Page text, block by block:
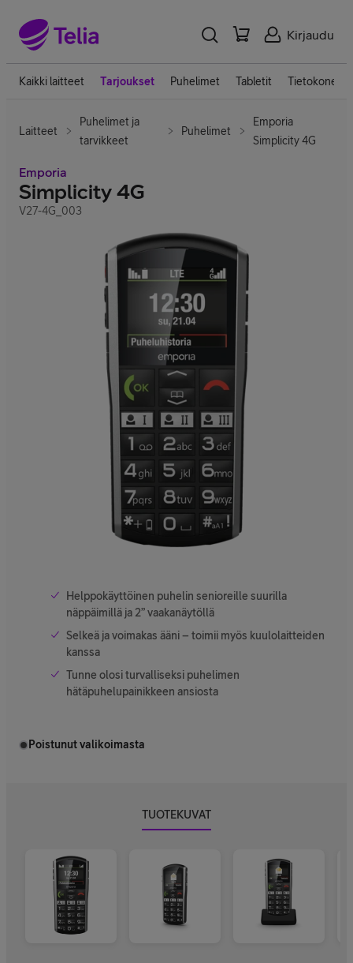
Kirjaudu
Kaikki laitteet Tarjoukset Puhelimet Tabletit Tietokoneet
Laitteet
Puhelimet ja
tarvikkeet
Puhelimet
Emporia
Simplicity 4G
Emporia
Simplicity 4G
V27-4G_003
Helppokäyttöinen puhelin senioreille suurilla
näppäimillä ja 2” vaakanäytöllä
Selkeä ja voimakas ääni – toimii myös kuulolaitteiden
kanssa
Tunne olosi turvalliseksi puhelimen
hätäpuhelupainikkeen ansiosta
Poistunut valikoimasta
TUOTEKUVAT